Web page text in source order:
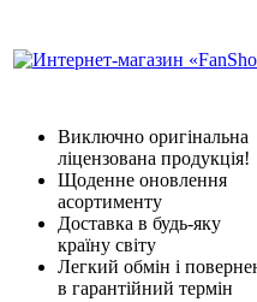
Виключно оригінальна
ліцензована продукція!
Щоденне оновлення
асортименту
Доставка в будь-яку
країну світу
Легкий обмін і
в гарантійний термін